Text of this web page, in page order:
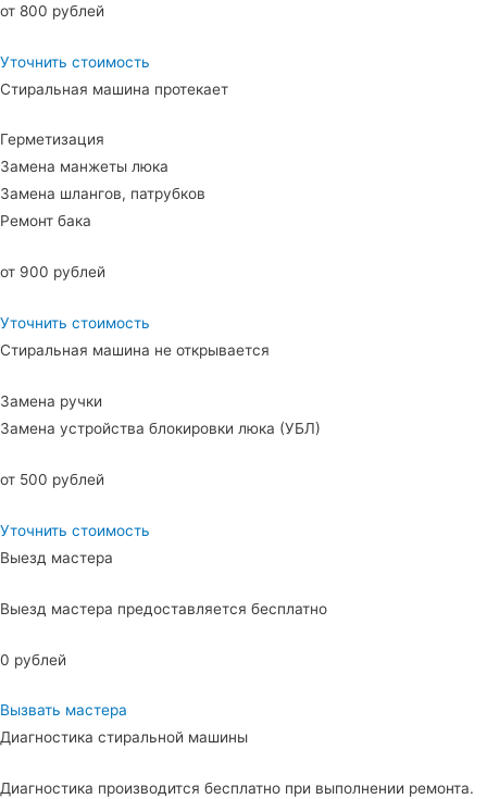
от 800 рублей
Уточнить стоимость
Стиральная машина протекает
Герметизация
Замена манжеты люка
Замена шлангов, патрубков
Ремонт бака
от 900 рублей
Уточнить стоимость
Стиральная машина не открывается
Замена ручки
Замена устройства блокировки люка (УБЛ)
от 500 рублей
Уточнить стоимость
Выезд мастера
Выезд мастера предоставляется бесплатно
0 рублей
Вызвать мастера
Диагностика стиральной машины
Диагностика производится бесплатно при выполнении ремонта.